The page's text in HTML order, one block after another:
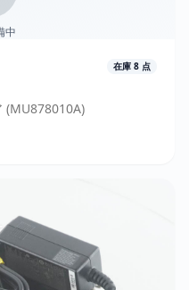
中
在庫 8 点
(MU878010A)